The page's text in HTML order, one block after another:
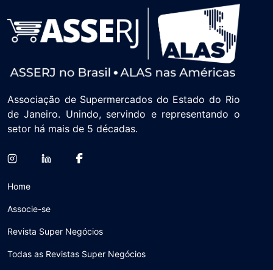
Associação de Supermercados do Estado do Rio
de Janeiro. Unindo, servindo e representando o
setor há mais de 5 décadas.
Home
Associe-se
Revista Super Negócios
Todas as Revistas Super Negócios